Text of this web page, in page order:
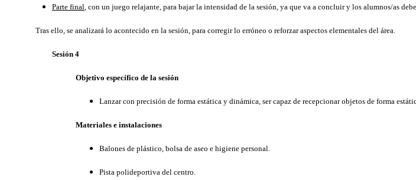
Parte final, con un juego relajante, para bajar la intensidad de la sesión, ya que va a concluir y los alumnos/as
Tras ello, se analizará lo acontecido en la sesión, para corregir lo erróneo o reforzar aspectos elementales del área.
Sesión 4
Objetivo específico de la sesión
Lanzar con precisión de forma estática y dinámica, ser capaz de recepcionar objetos de forma
Materiales e instalaciones
Balones de plástico, bolsa de aseo e higiene personal.
Pista polideportiva del centro.